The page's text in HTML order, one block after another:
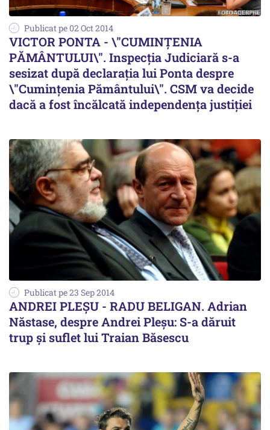
Publicat pe 02 Oct 2014
VICTOR PONTA - \"CUMINȚENIA
PĂMÂNTULUI\". Inspecția Judiciară s-a
sesizat după declarația lui Ponta despre
\"Cumințenia Pământului\". CSM va decide
dacă a fost încălcată independența justiției
Publicat pe 23 Sep 2014
ANDREI PLEȘU - RADU BELIGAN. Adrian
Năstase, despre Andrei Pleșu: S-a dăruit
trup și suflet lui Traian Băsescu